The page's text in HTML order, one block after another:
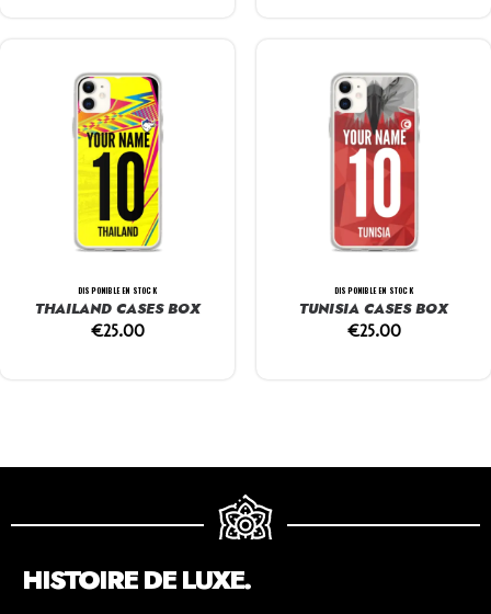
DISPONIBLE EN STOCK
THAILAND CASES BOX
€25.00
DISPONIBLE EN STOCK
TUNISIA CASES BOX
€25.00
HISTOIRE DE LUXE.